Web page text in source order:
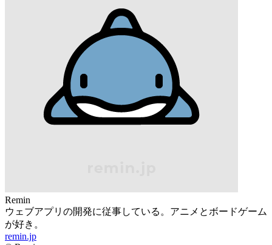
Remin
ウェブアプリの開発に従事している。アニメとボードゲーム
が好き。
remin.jp